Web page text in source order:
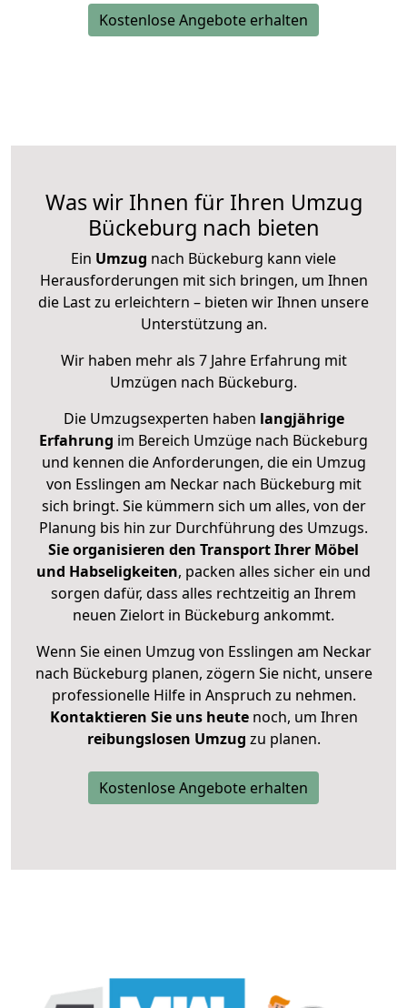
Kostenlose Angebote erhalten
Was wir Ihnen für Ihren Umzug
Bückeburg nach bieten
Ein Umzug nach Bückeburg kann viele
Herausforderungen mit sich bringen, um Ihnen
die Last zu erleichtern – bieten wir Ihnen unsere
Unterstützung an.
Wir haben mehr als 7 Jahre Erfahrung mit
Umzügen nach Bückeburg.
Die Umzugsexperten haben langjährige
Erfahrung im Bereich Umzüge nach Bückeburg
und kennen die Anforderungen, die ein Umzug
von Esslingen am Neckar nach Bückeburg mit
sich bringt. Sie kümmern sich um alles, von der
Planung bis hin zur Durchführung des Umzugs.
Sie organisieren den Transport Ihrer Möbel
und Habseligkeiten, packen alles sicher ein und
sorgen dafür, dass alles rechtzeitig an Ihrem
neuen Zielort in Bückeburg ankommt.
Wenn Sie einen Umzug von Esslingen am Neckar
nach Bückeburg planen, zögern Sie nicht, unsere
professionelle Hilfe in Anspruch zu nehmen.
Kontaktieren Sie uns heutenoch, um Ihren
reibungslosen Umzug zu planen.
Kostenlose Angebote erhalten